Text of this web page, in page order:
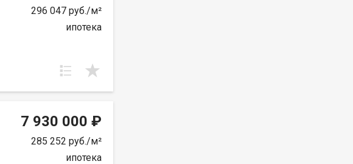
296 047 руб./м²
ипотека
7 930 000 ₽
285 252 руб./м²
ипотека